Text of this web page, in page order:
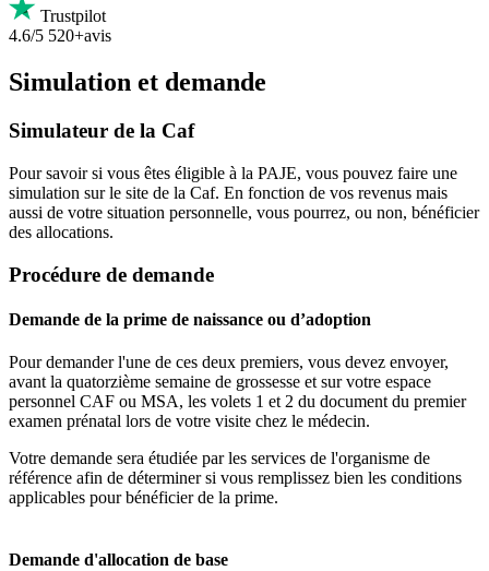
Trustpilot
4.6/5 520+avis
Simulation et demande
Simulateur de la Caf
Pour savoir si vous êtes éligible à la PAJE, vous pouvez faire une
simulation sur le site de la Caf. En fonction de vos revenus mais
aussi de votre situation personnelle, vous pourrez, ou non, bénéficier
des allocations.
Procédure de demande
Demande de la prime de naissance ou d’adoption
Pour demander l'une de ces deux premiers, vous devez envoyer,
avant la quatorzième semaine de grossesse et sur votre espace
personnel CAF ou MSA, les volets 1 et 2 du document du premier
examen prénatal lors de votre visite chez le médecin.
Votre demande sera étudiée par les services de l'organisme de
référence afin de déterminer si vous remplissez bien les conditions
applicables pour bénéficier de la prime.
Demande d'allocation de base